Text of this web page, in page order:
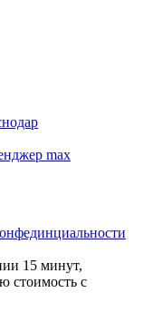
15 минут,
стоимость с